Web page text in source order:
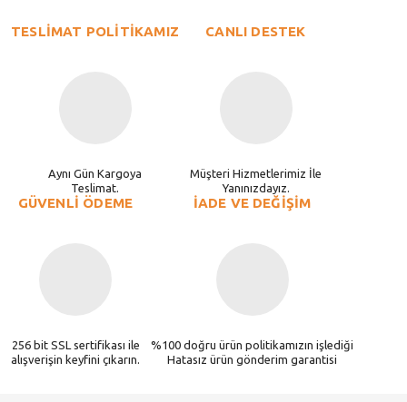
TESLİMAT POLİTİKAMIZ
Aynı Gün Kargoya
Teslimat.
CANLI DESTEK
Müşteri Hizmetlerimiz İle
Yanınızdayız.
GÜVENLİ ÖDEME
256 bit SSL sertifikası ile
alışverişin keyfini çıkarın.
İADE VE DEĞİŞİM
%100 doğru ürün politikamızın işlediği
Hatasız ürün gönderim garantisi